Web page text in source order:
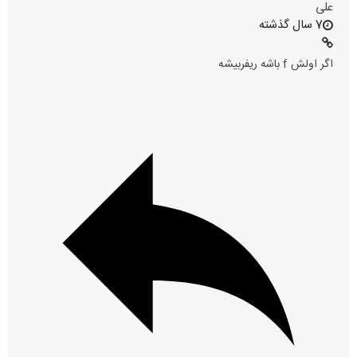
علی
7 سال گذشته
اگر اولش f باشه ریفربیشه